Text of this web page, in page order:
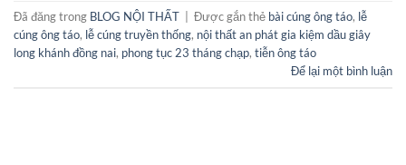
Đã đăng trong BLOG NỘI THẤT Được gắn thẻ bài cúng ông táo, lễ
cúng ông táo, lễ cúng truyền thống, nội thất an phát gia kiệm dầu giây
long khánh đồng nai, phong tục 23 tháng chạp, tiễn ông táo
Để lại một bình luận